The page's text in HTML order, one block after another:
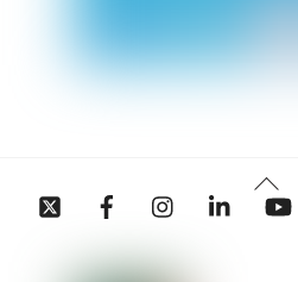
Back
To
Twitter Facebook InstagramLinkedin